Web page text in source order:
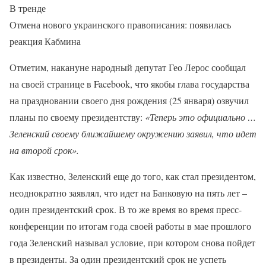
В тренде
Отмена нового украинского правописания: появилась
реакция Кабмина
Отметим, накануне народный депутат Гео Лерос сообщал
на своей странице в Facebook, что якобы глава государства
на праздновании своего дня рождения (25 января) озвучил
планы по своему президентству: «Теперь это официально …
Зеленский своему ближайшему окружению заявил, что идет
на второй срок».
Как известно, Зеленский еще до того, как стал президентом,
неоднократно заявлял, что идет на Банковую на пять лет –
один президентский срок. В то же время во время пресс-
конференции по итогам года своей работы в мае прошлого
года Зеленский называл условие, при котором снова пойдет
в президенты. За один президентский срок не успеть